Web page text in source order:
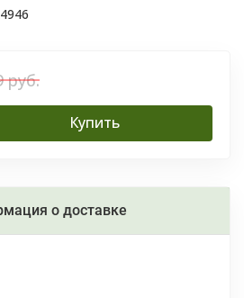
руб.
Купить
о доставке